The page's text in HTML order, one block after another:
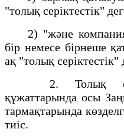
"толық серiктестiк"
2) "және компания"
бiр немесе бiрнеше
ақ "толық серiктестiк"
2. Толық
құжаттарында осы
тармақтарында
тиiс.